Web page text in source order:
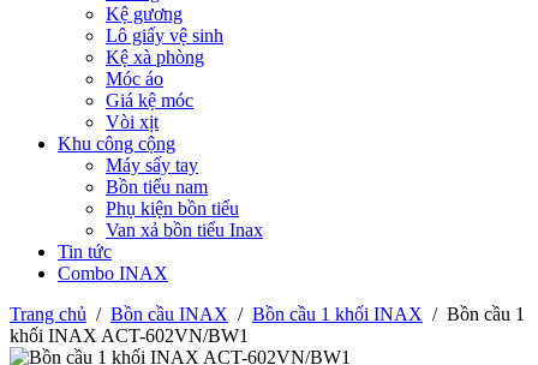
Kệ gương
Lô giấy vệ sinh
Kệ xà phòng
Móc áo
Giá kệ móc
Vòi xịt
Khu công cộng
Máy sấy tay
Bồn tiểu nam
Phụ kiện bồn tiểu
Van xả bồn tiểu Inax
Tin tức
Combo INAX
Trang chủ / Bồn cầu INAX / Bồn cầu 1 khối INAX / Bồn cầu 1
khối INAX ACT-602VN/BW1